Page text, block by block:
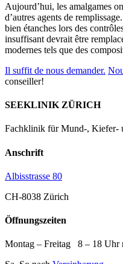
Aujourd’hui, les amalgames
d’autres agents de
bien étanches lors des
insuffisant devrait être
modernes tels que des
Il suffit de nous demander.
conseiller!
SEEKLINIK ZÜRICH
Fachklinik für Mund-, Kiefer-
Anschrift
Albisstrasse 80
CH-8038 Zürich
Öffnungszeiten
Montag – Freitag 8 – 18 Uhr